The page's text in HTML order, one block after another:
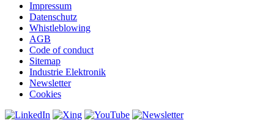
Impressum
Datenschutz
Whistleblowing
AGB
Code of conduct
Sitemap
Industrie Elektronik
Newsletter
Cookies